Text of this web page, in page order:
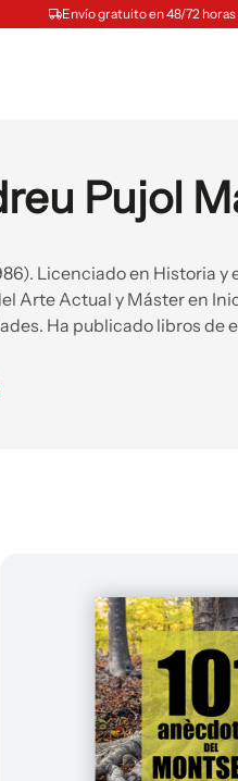
Envío gratuito en 48/72
Pujol
Licenciado en Historia
Arte Actual y Máster en
Ha publicado libros de